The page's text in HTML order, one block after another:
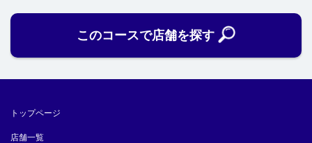
このコースで店舗を探す
トップページ
店舗一覧